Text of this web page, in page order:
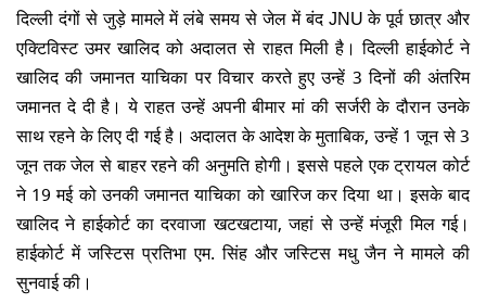
दिल्ली दंगों से जुड़े मामले में लंबे समय से जेल में बंद JNU के पूर्व छात्र और
एक्टिविस्ट उमर खालिद को अदालत से राहत मिली है। दिल्ली हाईकोर्ट ने
खालिद की जमानत याचिका पर विचार करते हुए उन्हें 3 दिनों की अंतरिम
जमानत दे दी है। ये राहत उन्हें अपनी बीमार मां की सर्जरी के दौरान उनके
साथ रहने के लिए दी गई है। अदालत के आदेश के मुताबिक, उन्हें 1 जून से 3
जून तक जेल से बाहर रहने की अनुमति होगी। इससे पहले एक ट्रायल कोर्ट
ने 19 मई को उनकी जमानत याचिका को खारिज कर दिया था। इसके बाद
खालिद ने हाईकोर्ट का दरवाजा खटखटाया, जहां से उन्हें मंजूरी मिल गई।
हाईकोर्ट में जस्टिस प्रतिभा एम. सिंह और जस्टिस मधु जैन ने मामले की
सुनवाई की।